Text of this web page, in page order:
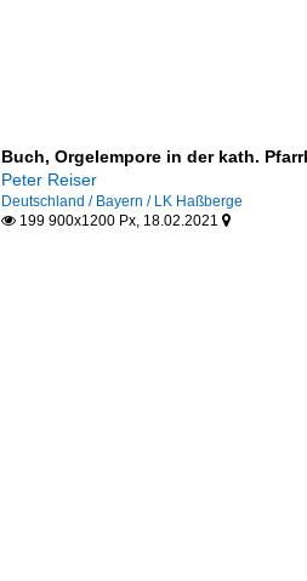
Buch, Orgelempore in der kath.
Peter Reiser
Deutschland / Bayern / LK Haßberge
199 900x1200 Px, 18.02.2021 